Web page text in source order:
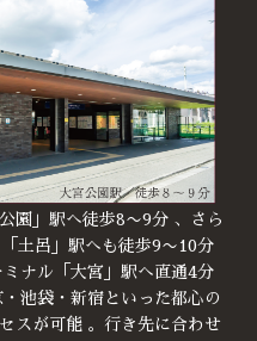
園」駅へ徒歩8〜9分 、さら
土呂」駅へも徒歩9〜10分
ナル「大宮」駅へ直通4分
池袋・新宿といった都心の
スが可能 。行き先に合わせ